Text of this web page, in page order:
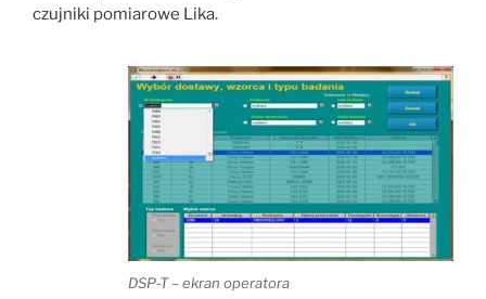
czujniki pomiarowe Lika.
DSP-T – ekran operatora